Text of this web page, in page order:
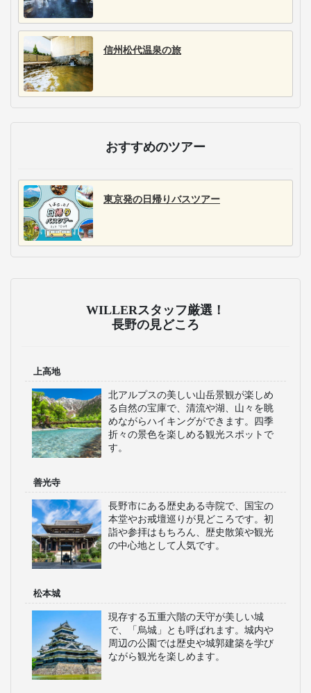
信州松代温泉の旅
おすすめのツアー
東京発の日帰りバスツアー
WILLERスタッフ厳選！
長野の見どころ
上高地
北アルプスの美しい山岳景観が楽しめ
る自然の宝庫で、清流や湖、山々を眺
めながらハイキングができます。四季
折々の景色を楽しめる観光スポットで
す。
善光寺
長野市にある歴史ある寺院で、国宝の
本堂やお戒壇巡りが見どころです。初
詣や参拝はもちろん、歴史散策や観光
の中心地として人気です。
松本城
現存する五重六階の天守が美しい城
で、「烏城」とも呼ばれます。城内や
周辺の公園では歴史や城郭建築を学び
ながら観光を楽しめます。